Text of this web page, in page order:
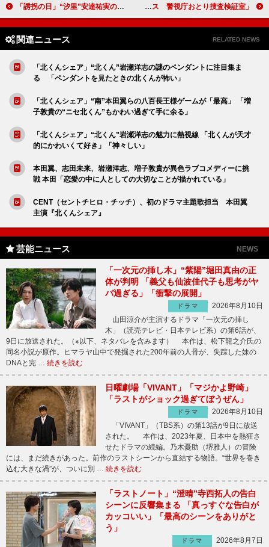
「誘拐の日」“汐里”安達祐実の壮絶な秘密が判明 犯人の考察も続々「“凛”永尾柚乃も犯人の候補に」 「スティンガース 警視庁おとり捜査検証室」「流星くんこれ当たり役じゃない！」「メンバーの個性が爆発しているスティンガース、最高！」
関連ニュース RELATED NEWS
「北くんシェア」“北くん”岩瀬洋志の謎のペンダントに注目集ま
る 「ペンダントを見たときの北くんが怖い」
「北くんシェア」“南”本田翼らの八百長王様ゲームが「最高」 「増
子敦貴の“ニセ北くん”もかわい過ぎて手に余る」
「北くんシェア」“北くん”岩瀬洋志の魅力に熱視線 「北くんが天才
的にかわいくて好き」「神々しい」
本田翼、志田未来、岩瀬洋志、増子敦貴が異色ラブコメディーに挑
戦 本田「恋愛の中に人としての大切なことが描かれている」
CENT（セントチヒロ・チッチ）、初のドラマ主題歌担当 本田翼
主演『北くんシェア』
芸能ニュース NEWS
「一次元の挿し木」“紫陽”堀田真由の正
体が判明 「義父も仙波佳代子も思考がヤ
バ過ぎる」「衝撃の展開」
ドラマ
2026年8月10日
山田涼介が主演するドラマ「一次元の挿し
木」（読売テレビ・日本テレビ系）の第6話が、
9日に放送された。（※以下、ネタバレを含みます） 本作は、松下龍之介氏の
同名小説が原作。ヒマラヤ山中で発掘された200年前の人骨が、失踪した妹の
DNAと完 … 続きを読む
日曜劇場「VIVANT」「マジかよ野崎」
「ラストがショック過ぎてぼうぜん」
ドラマ
2026年8月10日
「VIVANT」（TBS系）の第13話が9日に放送
された。 本作は、2023年夏、日本中を熱狂さ
せたドラマの続編。乃木憂助（堺雅人）の冒険
には、まだ続きがあった。前作のラストシーンから直結する物語。“世界を巻き
込む大きな渦”が、ついに別 … 続きを読む
「ラストノート」“澄晴”寺西拓人の告白
シーンに反響集まる 「真っすぐな告白が
カッコいい」「最高のシーンをありがと
う」
ドラマ
2026年8月7日